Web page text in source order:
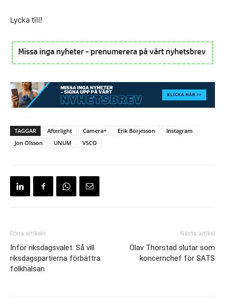
Lycka till!
TAGGAR Afterlight Camera+ Erik Börjesson
Instagram
Jon Olsson
UNUM VSCO
Förra artikeln
Inför riksdagsvalet: Så vill
riksdagspartierna förbättra
folkhälsan
Nästa artikel
Olav Thorstad slutar som
koncernchef för SATS